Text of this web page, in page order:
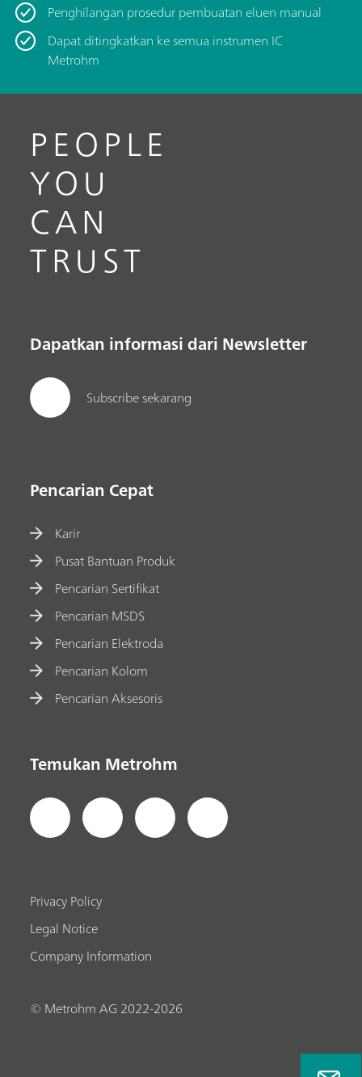
Penghilangan prosedur pembuatan eluen manual
Dapat ditingkatkan ke semua instrumen IC
Metrohm
PEOPLE
YOU
CAN
TRUST
Dapatkan informasi dari Newsletter
Subscribe sekarang
Pencarian Cepat
Karir
Pusat Bantuan Produk
Pencarian Sertifikat
Pencarian MSDS
Pencarian Elektroda
Pencarian Kolom
Pencarian Aksesoris
Temukan Metrohm
Privacy Policy
Legal Notice
Company Information
© Metrohm AG 2022-2026